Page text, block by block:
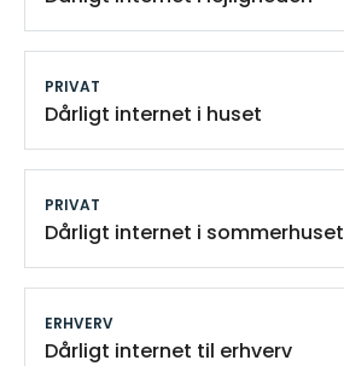
PRIVAT
Dårligt internet i huset
PRIVAT
Dårligt internet i sommerhuset
ERHVERV
Dårligt internet til erhverv